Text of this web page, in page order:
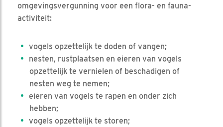
omgevingsvergunning voor een flora- en fauna-
activiteit:
vogels opzettelijk te doden of vangen;
nesten, rustplaatsen en eieren van vogels
opzettelijk te vernielen of beschadigen of
nesten weg te nemen;
eieren van vogels te rapen en onder zich
hebben;
vogels opzettelijk te storen;